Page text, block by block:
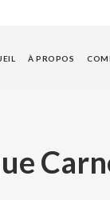
À PROPOS